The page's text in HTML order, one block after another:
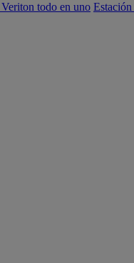
todo en uno